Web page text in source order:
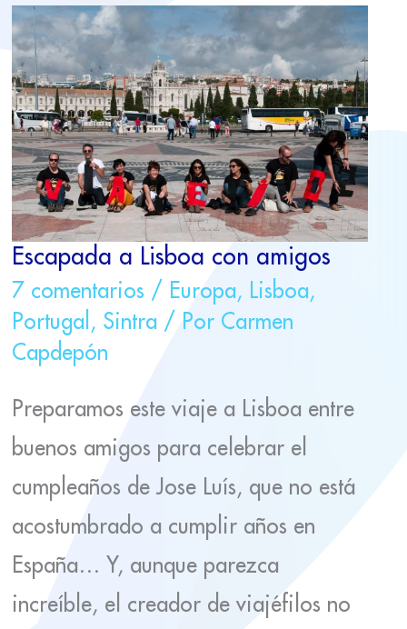
Escapada a Lisboa con amigos
7 comentarios / Europa, Lisboa,
Portugal , Sintra/ Por Carmen
Capdepón
Preparamos este viaje a Lisboa entre
buenos amigos para celebrar el
cumpleaños de Jose Luís, que no está
acostumbrado a cumplir años en
España… Y, aunque parezca
increíble, el creador de viajéfilos no
ESCAPADA
A
LISBOA
CON
AMIGOS